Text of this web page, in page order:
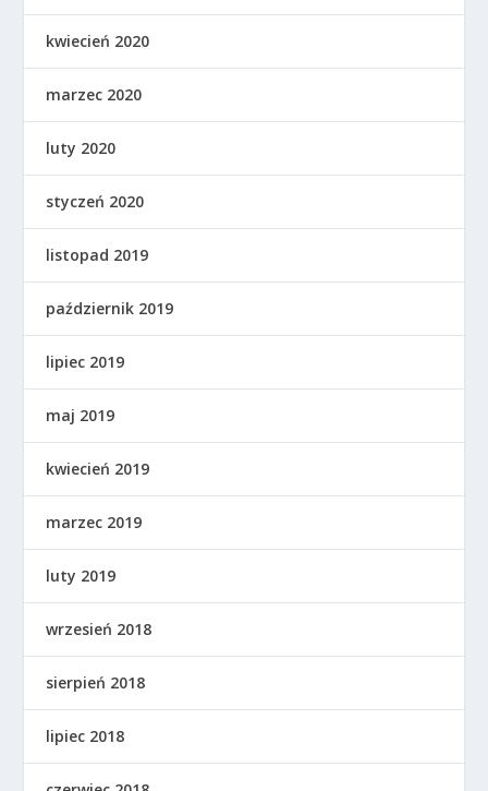
kwiecień 2020
marzec 2020
luty 2020
styczeń 2020
listopad 2019
październik 2019
lipiec 2019
maj 2019
kwiecień 2019
marzec 2019
luty 2019
wrzesień 2018
sierpień 2018
lipiec 2018